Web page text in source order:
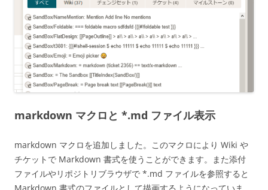
markdown マクロと *.md ファイル表示
markdown マクロを追加しました。このマクロにより Wiki や
チケットで Markdown 書式を使うことができます。また添付
ファイルやリポジトリブラウザで *.md ファイルを参照すると